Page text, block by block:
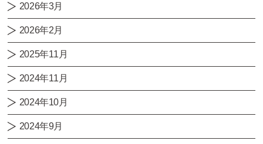
2026年3月
2026年2月
2025年11月
2024年11月
2024年10月
2024年9月